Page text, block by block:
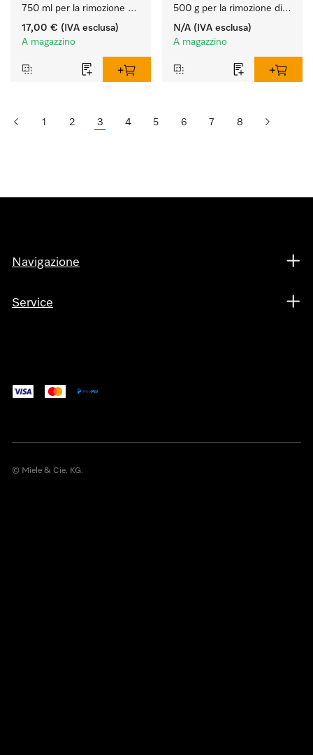
750 ml per la rimozione
delicata di residui di
grasso e sporco.
17,00 € (IVA esclusa)
A magazzino
500 g per la rimozione di
depositi di amido ostinati.
N/A (IVA esclusa)
A magazzino
1 2 3 4 5 6 7 8
Navigazione
Service
© Miele & Cie. KG.